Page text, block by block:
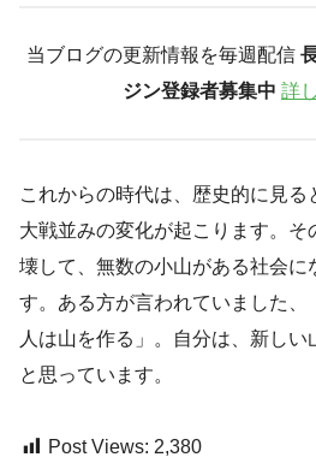
当ブログの更新情報を毎週配信
ジン登録者募集中 詳
これからの時代は、歴史的に見る
大戦並みの変化が起こります。そ
壊して、無数の小山がある社会に
す。ある方が言われていました、
人は山を作る」。自分は、新し
と思っています。
Post Views: 2,380